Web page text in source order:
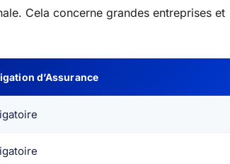
Cela concerne grandes entreprises et
d’Assurance